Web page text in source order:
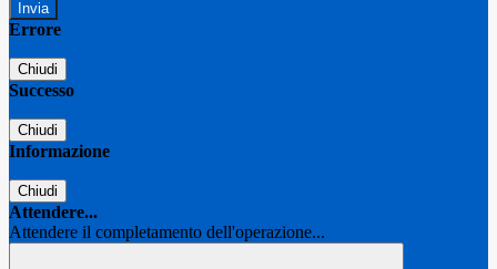
Errore
Chiudi
Successo
Chiudi
Informazione
Chiudi
Attendere...
Attendere il completamento dell'operazione...